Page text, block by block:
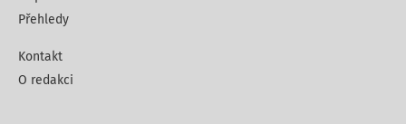
Přehledy
Kontakt
O redakci